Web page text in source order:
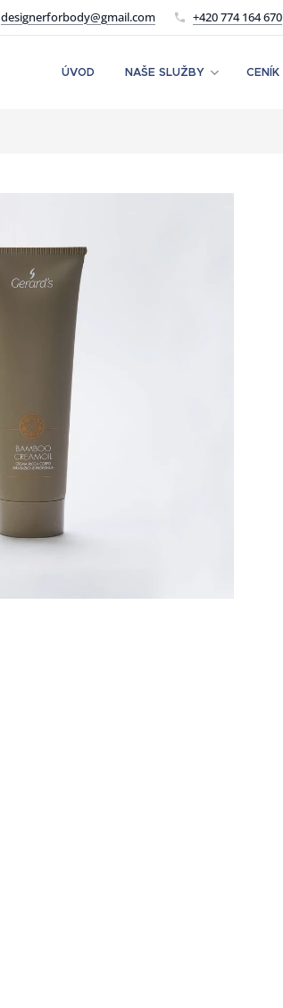
designerforbody@gmail.com +420 774 164 670
ÚVOD NAŠE SLUŽBY CENÍK